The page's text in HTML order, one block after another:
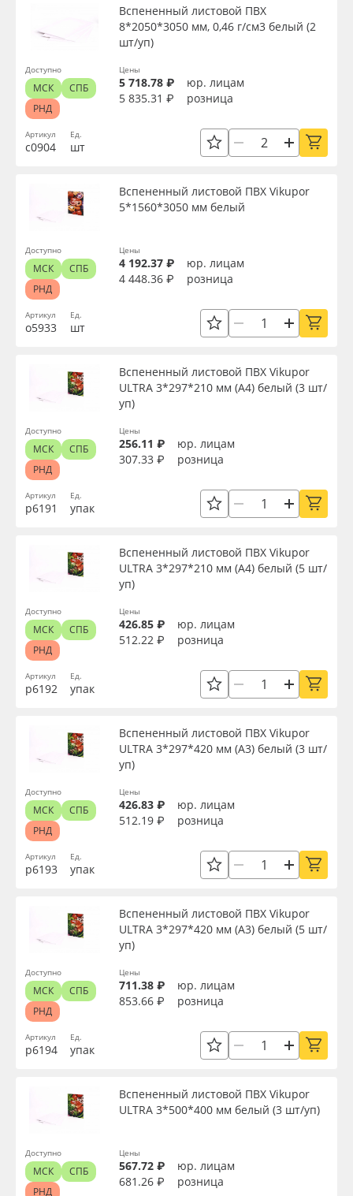
Избранное
8 800 550 7888
Москва
Упаковочные материалы
Оборудование и инструмент
Новинки ассортимента
Orajet 3640
ПЭТ листовой
ПЭТ бэклит
Баннер
Заготовки для сувениров
Цвет
Страна происхождения
Производитель
Торговая марка
Доступность
Применить
Сбросить фильтр
Артикул
с0904
Вспененный листовой ПВХ
8*2050*3050 мм, 0,46 г/см3 белый (2
шт/уп)
Ед.
шт
Цены
5 718.78 ₽
юр. лицам
5 835.31 ₽
розница
Доступно
МСК
СПБ
РНД
Артикул
о5933
Вспененный листовой ПВХ Vikupor
5*1560*3050 мм белый
Ед.
шт
Цены
4 192.37 ₽
юр. лицам
4 448.36 ₽
розница
Доступно
МСК
СПБ
РНД
Артикул
р6191
Вспененный листовой ПВХ Vikupor
ULTRA 3*297*210 мм (А4) белый (3 шт/
уп)
Ед.
упак
Цены
256.11 ₽
юр. лицам
307.33 ₽
розница
Доступно
МСК
СПБ
РНД
Артикул
р6192
Вспененный листовой ПВХ Vikupor
ULTRA 3*297*210 мм (А4) белый (5 шт/
уп)
Ед.
упак
Цены
426.85 ₽
юр. лицам
512.22 ₽
розница
Доступно
МСК
СПБ
РНД
Артикул
р6193
Вспененный листовой ПВХ Vikupor
ULTRA 3*297*420 мм (А3) белый (3 шт/
уп)
Ед.
упак
Цены
426.83 ₽
юр. лицам
512.19 ₽
розница
Доступно
МСК
СПБ
РНД
Артикул
р6194
Вспененный листовой ПВХ Vikupor
ULTRA 3*297*420 мм (А3) белый (5 шт/
уп)
Ед.
упак
Цены
711.38 ₽
юр. лицам
853.66 ₽
розница
Доступно
МСК
СПБ
РНД
Вспененный листовой ПВХ Vikupor
ULTRA 3*500*400 мм белый (3 шт/уп)
Цены
567.72 ₽
юр. лицам
681.26 ₽
розница
Доступно
МСК
СПБ
РНД